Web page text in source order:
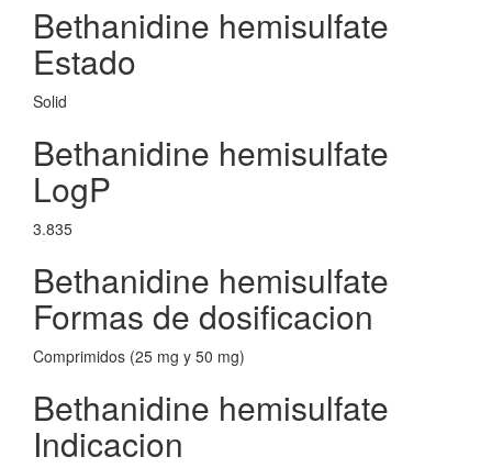
Bethanidine hemisulfate
Estado
Solid
Bethanidine hemisulfate
LogP
3.835
Bethanidine hemisulfate
Formas de dosificacion
Comprimidos (25 mg y 50 mg)
Bethanidine hemisulfate
Indicacion